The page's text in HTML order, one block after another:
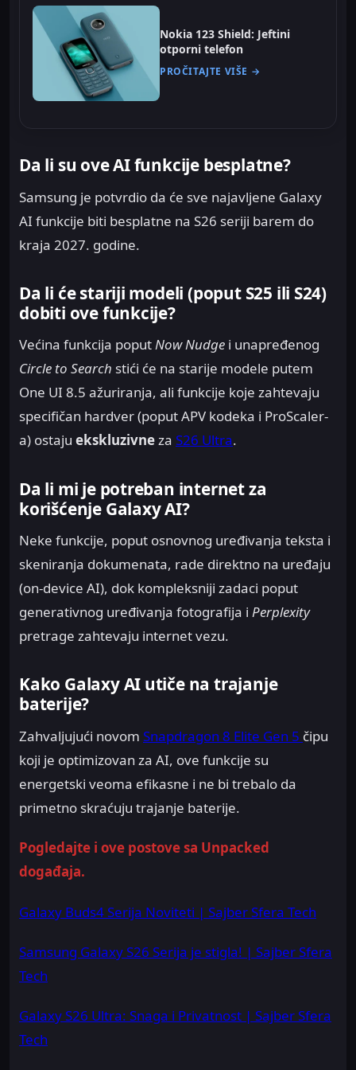
Nokia 123 Shield: Jeftini
otporni telefon
PROČITAJTE VIŠE →
Da li su ove AI funkcije besplatne?
Samsung je potvrdio da će sve najavljene Galaxy
AI funkcije biti besplatne na S26 seriji barem do
kraja 2027. godine.
Da li će stariji modeli (poput S25 ili S24)
dobiti ove funkcije?
Većina funkcija poputNow Nudge i unapređenog
Circle to Search stići će na starije modele putem
One UI 8.5 ažuriranja, ali funkcije koje zahtevaju
specifičan hardver (poput APV kodeka i ProScaler-
a) ostaju ekskluzivneza S26 Ultra.
Da li mi je potreban internet za
korišćenje Galaxy AI?
Neke funkcije, poput osnovnog uređivanja teksta i
skeniranja dokumenata, rade direktno na uređaju
(on-device AI), dok kompleksniji zadaci poput
generativnog uređivanja fotografija i Perplexity
pretrage zahtevaju internet vezu.
Kako Galaxy AI utiče na trajanje
baterije?
Zahvaljujući novom Snapdragon 8 Elite Gen 5 čipu
koji je optimizovan za AI, ove funkcije su
energetski veoma efikasne i ne bi trebalo da
primetno skraćuju trajanje baterije.
Pogledajte i ove postove sa Unpacked
događaja.
Galaxy Buds4 Serija Noviteti | Sajber Sfera Tech
Samsung Galaxy S26 Serija je stigla! | Sajber Sfera
Tech
Galaxy S26 Ultra: Snaga i Privatnost | Sajber Sfera
Tech